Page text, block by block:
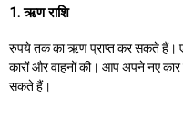
1. ऋण राशि
रुपये तक का ऋण प्राप्त कर सकते हैं।
कारों और वाहनों की। आप अपने नए
सकते हैं।